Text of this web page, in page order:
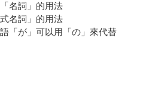
名詞」的用法
名詞」的用法
「が」可以用「の」來代替